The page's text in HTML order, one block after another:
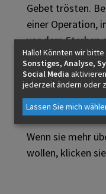
...einen
Berufung
Gebet trösten.
einer Operation,
vor dem Sterben
Krankensalbung.
den Priester:
Kontakt
Wenn sie mehr
wollen, klicken sie
Hallo! Könnten wir
Sonstiges, Analyse,
Social Media
jederzeit ändern oder
Lassen Sie mich